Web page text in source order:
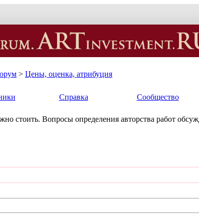
> Цены, оценка, атрибуция
Справка Сообщество
стоить. Вопросы определения авторства работ